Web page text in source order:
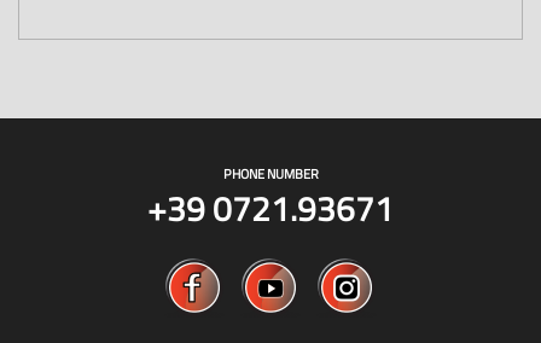
PHONE NUMBER
+39 0721.93671